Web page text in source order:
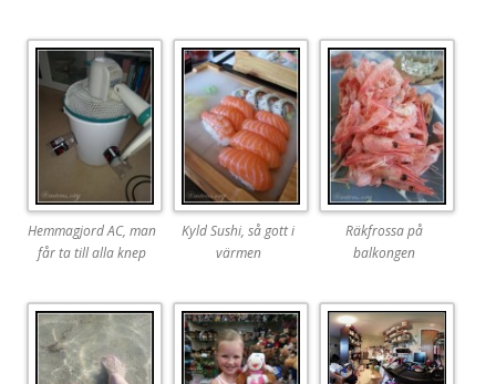
Hemmagjord AC, man
får ta till alla knep
Kyld Sushi, så gott i
värmen
Räkfrossa på
balkongen